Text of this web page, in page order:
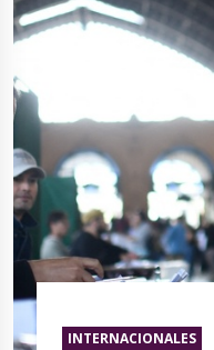
INTERNACIONALES